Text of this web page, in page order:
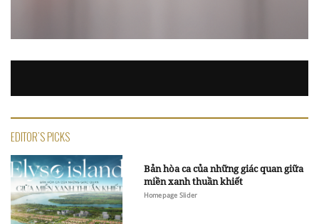
EDITOR'S PICKS
Bản hòa ca của những giác quan giữa
miền xanh thuần khiết
Homepage Slider